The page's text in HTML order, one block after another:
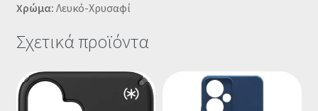
Χρώμα: Λευκό-Χρυσαφί
Σχετικά προϊόντα